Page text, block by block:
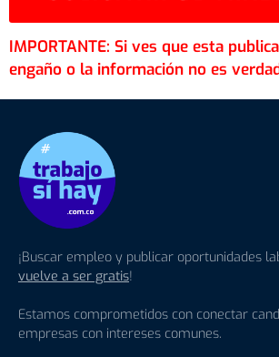
¡Buscar empleo y publicar oportunidades
vuelve a ser gratis!
Estamos comprometidos con conectar
empresas con intereses comunes.